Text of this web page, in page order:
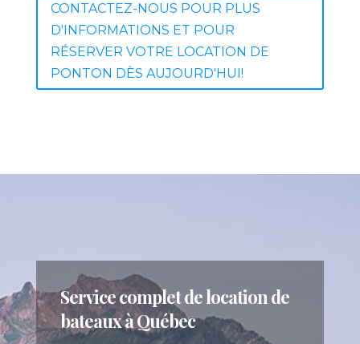
CONTACTEZ-NOUS POUR PLUS
D'INFORMATIONS ET POUR
RÉSERVER VOTRE LOCATION DE
PONTON DÈS AUJOURD'HUI!
Service complet de location de
bateaux à Québec